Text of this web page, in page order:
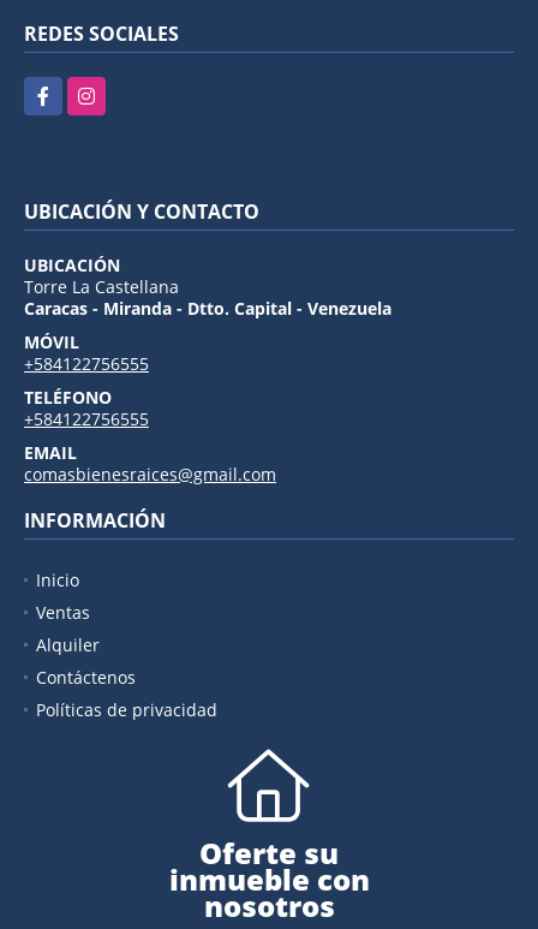
REDES SOCIALES
FacebookInstagram
UBICACIÓN Y CONTACTO
UBICACIÓN
Torre La Castellana
Caracas - Miranda - Dtto. Capital - Venezuela
MÓVIL
+584122756555
TELÉFONO
+584122756555
EMAIL
comasbienesraices@gmail.com
INFORMACIÓN
Inicio
Ventas
Alquiler
Contáctenos
Políticas de privacidad
Oferte su
inmueble con
nosotros